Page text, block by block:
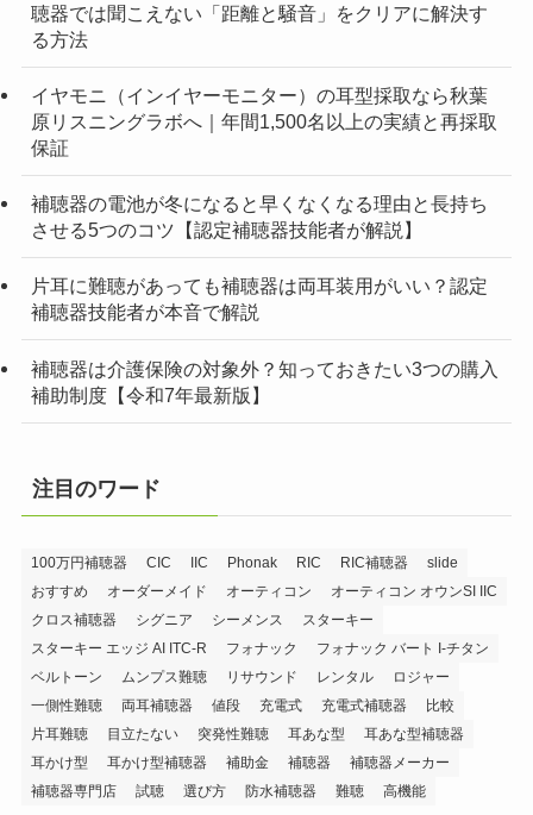
聴器では聞こえない「距離と騒音」をクリアに解決す
る方法
イヤモニ（インイヤーモニター）の耳型採取なら秋葉
原リスニングラボへ｜年間1,500名以上の実績と再採取
保証
補聴器の電池が冬になると早くなくなる理由と長持ち
させる5つのコツ【認定補聴器技能者が解説】
片耳に難聴があっても補聴器は両耳装用がいい？認定
補聴器技能者が本音で解説
補聴器は介護保険の対象外？知っておきたい3つの購入
補助制度【令和7年最新版】
注目のワード
100万円補聴器 CIC IIC Phonak RIC RIC補聴器
slide
おすすめ
オーダーメイド オーティコン
オーティコン オウンSI IIC
クロス補聴器
シグニア シーメンス
スターキー
スターキー エッジ AI ITC-R
フォナック
フォナック バート I-チタン
ベルトーン
ムンプス難聴 リサウンド レンタル
ロジャー
一側性難聴
両耳補聴器 値段 充電式 充電式補聴器
比較
片耳難聴
目立たない 突発性難聴 耳あな型
耳あな型補聴器
耳かけ型
耳かけ型補聴器 補助金 補聴器
補聴器メーカー
補聴器専門店
試聴 選び方 防水補聴器 難聴 高機能